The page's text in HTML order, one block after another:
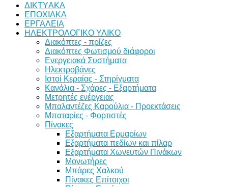
ΔΙKTΥAKA
ΕΠΟΧΙΑΚΑ
ΕΡΓΑΛΕΙΑ
ΗΛΕΚΤΡΟΛΟΓΙΚΟ ΥΛΙΚΟ
Διακόπτες - πρίζες
Διακόπτες Φωτισμού διάφοροι
Ενεργειακά Συστήματα
Ηλεκτροβάνες
Ιστοί Κεραίας - Στηρίγματα
Κανάλια - Σχάρες - Εξαρτήματα
Μετρητές ενέργειας
Μπαλαντέζες Καρούλια - Προεκτάσεις
Μπαταρίες - Φορτιστές
Πίνακες
Εξαρτήματα Ερμαρίων
Εξαρτήματα πεδίων και πίλαρ
Εξαρτήματα Χωνευτών Πινάκων
Μονωτήρες
Μπάρες Χαλκού
Πίνακες Επίτοιχοι